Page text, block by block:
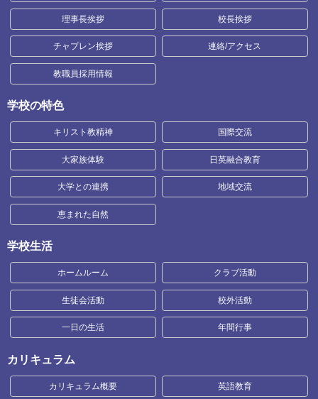
理事長挨拶 校長挨拶
チャプレン挨拶 連絡/アクセス
教職員採用情報
学校の特色
キリスト教精神 国際交流
大家族体験 日英融合教育
大学との連携 地域交流
恵まれた自然
学校生活
ホームルーム クラブ活動
生徒会活動 校外活動
一日の生活 年間行事
カリキュラム
カリキュラム概要 英語教育